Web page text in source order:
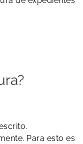
Para esto es